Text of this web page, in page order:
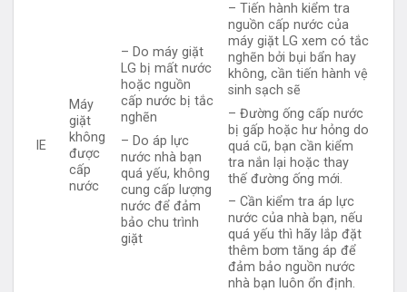
IE
Máy
giặt
không
được
cấp
nước
– Do máy giặt
LG bị mất nước
hoặc nguồn
cấp nước bị tắc
nghẽn
– Do áp lực
nước nhà bạn
quá yếu, không
cung cấp lượng
nước để đảm
bảo chu trình
giặt
– Tiến hành kiểm tra
nguồn cấp nước của
máy giặt LG xem có tắc
nghẽn bởi bụi bẩn hay
không, cần tiến hành vệ
sinh sạch sẽ
– Đường ống cấp nước
bị gấp hoặc hư hỏng do
quá cũ, bạn cần kiểm
tra nắn lại hoặc thay
thế đường ống mới.
– Cần kiểm tra áp lực
nước của nhà bạn, nếu
quá yếu thì hãy lắp đặt
thêm bơm tăng áp để
đảm bảo nguồn nước
nhà bạn luôn ổn định.